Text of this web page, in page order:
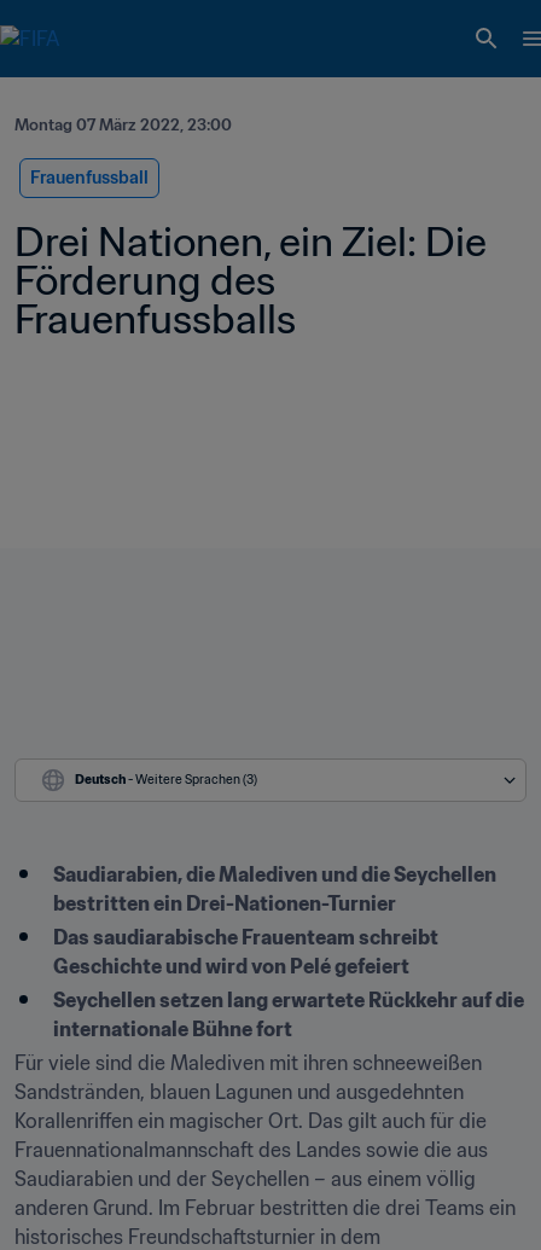
Montag 07 März 2022, 23:00
Frauenfussball
Drei Nationen, ein Ziel: Die
Förderung des
Frauenfussballs
Deutsch - Weitere Sprachen (3)
Saudiarabien, die Malediven und die Seychellen
bestritten ein Drei-Nationen-Turnier
Das saudiarabische Frauenteam schreibt
Geschichte und wird von Pelé gefeiert
Seychellen setzen lang erwartete Rückkehr auf die
internationale Bühne fort
Für viele sind die Malediven mit ihren schneeweißen
Sandstränden, blauen Lagunen und ausgedehnten
Korallenriffen ein magischer Ort. Das gilt auch für die
Frauennationalmannschaft des Landes sowie die aus
Saudiarabien und der Seychellen – aus einem völlig
anderen Grund. Im Februar bestritten die drei Teams ein
historisches Freundschaftsturnier in dem